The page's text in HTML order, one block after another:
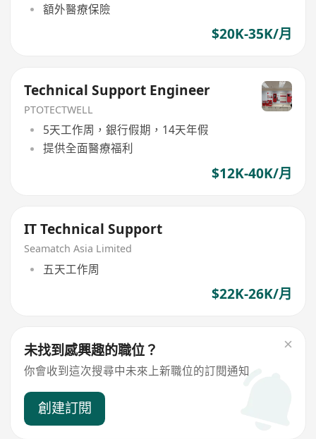
額外醫療保險
$20K-35K/月
Technical Support Engineer
PTOTECTWELL
5天工作周，銀行假期，14天年假
提供全面醫療福利
$12K-40K/月
IT Technical Support
Seamatch Asia Limited
五天工作周
$22K-26K/月
未找到感興趣的職位？
你會收到這次搜尋中未來上新職位的訂閱通知
創建訂閱